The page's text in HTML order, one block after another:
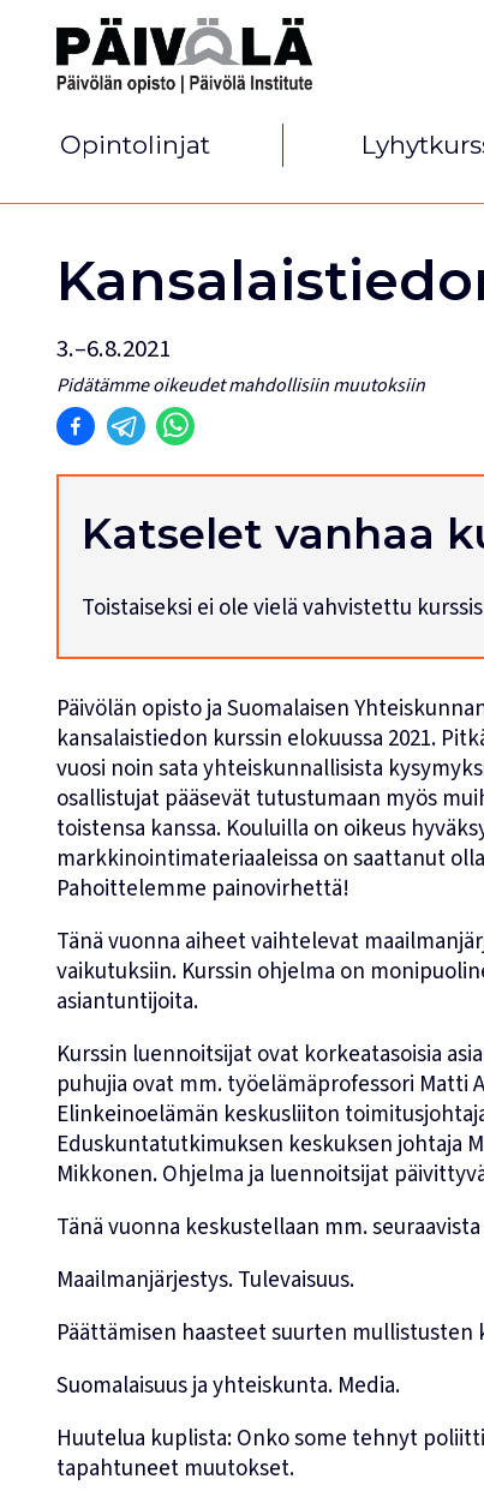
Opintolinjat
3.–6.8.2021
Pidätämme oikeudet mahdollisiin muutoksiin
Katselet vanhaa
Toistaiseksi ei ole vielä vahvistettu
Päivölän opisto ja Suomalaisen
kansalaistiedon kurssin elokuussa 2021.
vuosi noin sata yhteiskunnallisista
osallistujat pääsevät tutustumaan myös
toistensa kanssa. Kouluilla on oikeus
markkinointimateriaaleissa on saattanut
Pahoittelemme painovirhettä!
Tänä vuonna aiheet vaihtelevat
vaikutuksiin. Kurssin ohjelma on
asiantuntijoita.
Kurssin luennoitsijat ovat korkeatasoisia
puhujia ovat mm. työelämäprofessori Matti
Elinkeinoelämän keskusliiton
Eduskuntatutkimuksen keskuksen johtaja
Mikkonen. Ohjelma ja luennoitsijat
Tänä vuonna keskustellaan mm.
Maailmanjärjestys. Tulevaisuus.
Päättämisen haasteet suurten mullistusten
Suomalaisuus ja yhteiskunta. Media.
Huutelua kuplista: Onko some tehnyt
tapahtuneet muutokset.